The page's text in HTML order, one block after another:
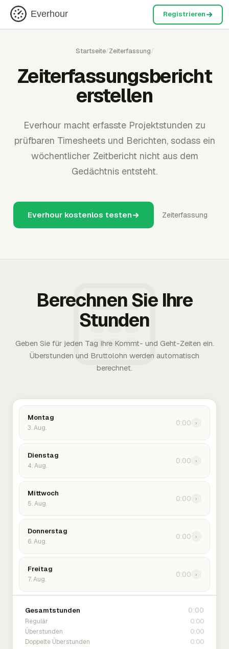
Everhour Registrieren
Startseite/Zeiterfassung/
Zeiterfassungsbericht
erstellen
Everhour macht erfasste Projektstunden zu
prüfbaren Timesheets und Berichten, sodass ein
wöchentlicher Zeitbericht nicht aus dem
Gedächtnis entsteht.
Everhour kostenlos testen Zeiterfassung
Berechnen Sie Ihre
Stunden
Geben Sie für jeden Tag Ihre Kommt- und Geht-Zeiten ein.
Überstunden und Bruttolohn werden automatisch
berechnet.
Montag
3. Aug.
0:00 ›
Dienstag
4. Aug.
0:00 ›
Mittwoch
5. Aug.
0:00 ›
Donnerstag
6. Aug.
0:00 ›
Freitag
7. Aug.
0:00 ›
Gesamtstunden 0:00
Regulär 0:00
Überstunden 0:00
Doppelte Überstunden 0:00